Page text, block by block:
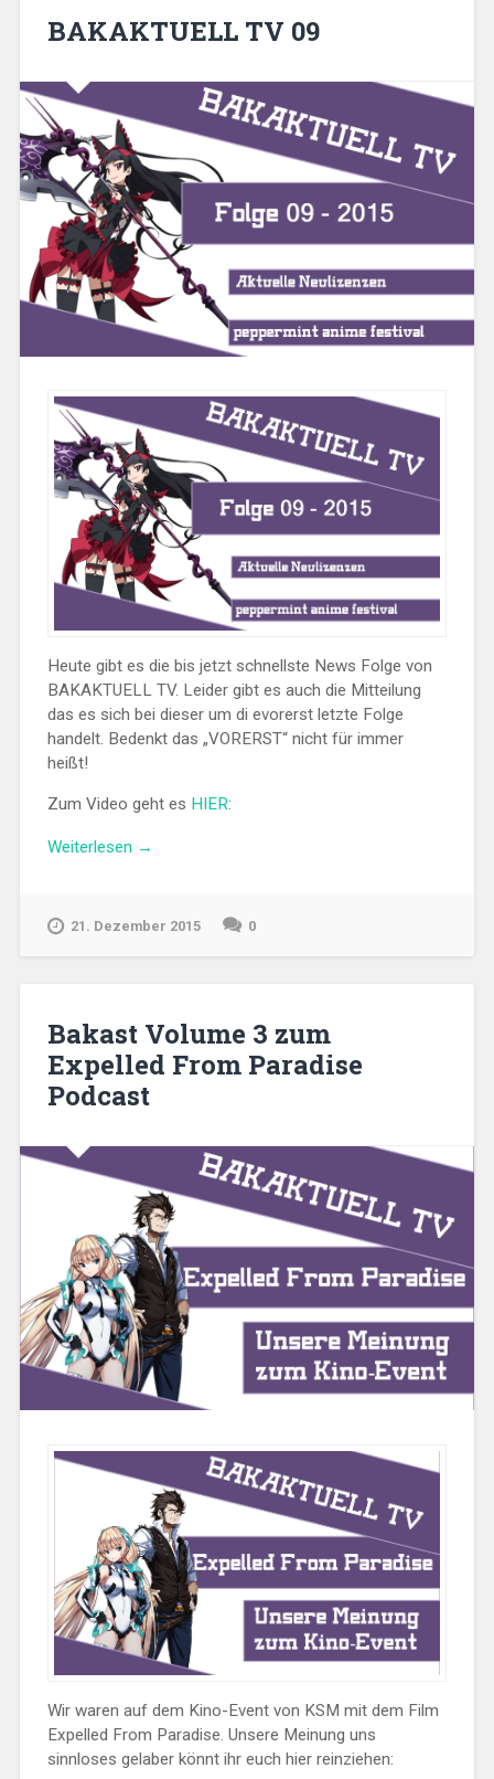
BAKAKTUELL TV 09
Heute gibt es die bis jetzt schnellste News Folge von
BAKAKTUELL TV. Leider gibt es auch die Mitteilung
das es sich bei dieser um di evorerst letzte Folge
handelt. Bedenkt das „VORERST“ nicht für immer
heißt!
Zum Video geht es HIER:
Weiterlesen „BAKAKTUELL
→
21. Dezember 2015 0
Bakast Volume 3 zum
Expelled From Paradise
Podcast
Wir waren auf dem Kino-Event von KSM mit dem Film
Expelled From Paradise. Unsere Meinung uns
sinnloses gelaber könnt ihr euch hier reinziehen: